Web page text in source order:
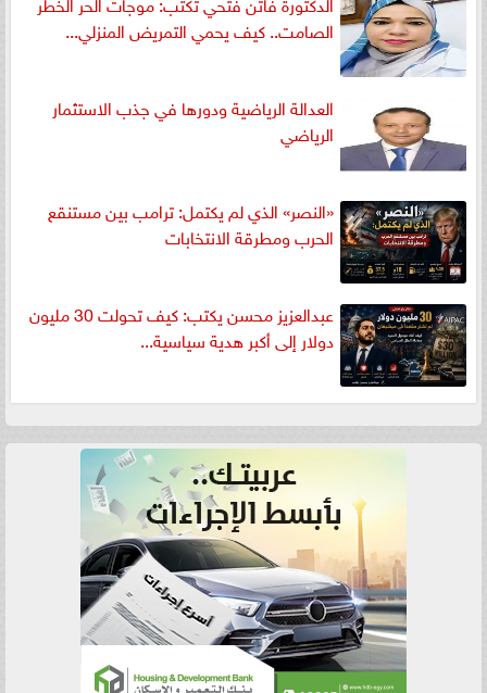
الصامت.. كيف يحمي التمريض المنزلي...
العدالة الرياضية ودورها في جذب الاستثمار
الرياضي
«النصر» الذي لم يكتمل: ترامب بين مستنقع
الحرب ومطرقة الانتخابات
عبدالعزيز محسن يكتب: كيف تحولت 30 مليون
دولار إلى أكبر هدية سياسية...